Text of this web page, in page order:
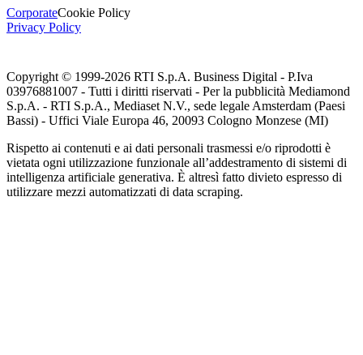
CorporateCookie Policy
Privacy Policy
Copyright © 1999-2026 RTI S.p.A. Business Digital - P.Iva
03976881007 - Tutti i diritti riservati - Per la pubblicità Mediamond
S.p.A. - RTI S.p.A., Mediaset N.V., sede legale Amsterdam (Paesi
Bassi) - Uffici Viale Europa 46, 20093 Cologno Monzese (MI)
Rispetto ai contenuti e ai dati personali trasmessi e/o riprodotti è
vietata ogni utilizzazione funzionale all’addestramento di sistemi di
intelligenza artificiale generativa. È altresì fatto divieto espresso di
utilizzare mezzi automatizzati di data scraping.